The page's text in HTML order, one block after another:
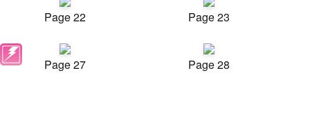
Page 22 Page 23
Page 27 Page 28